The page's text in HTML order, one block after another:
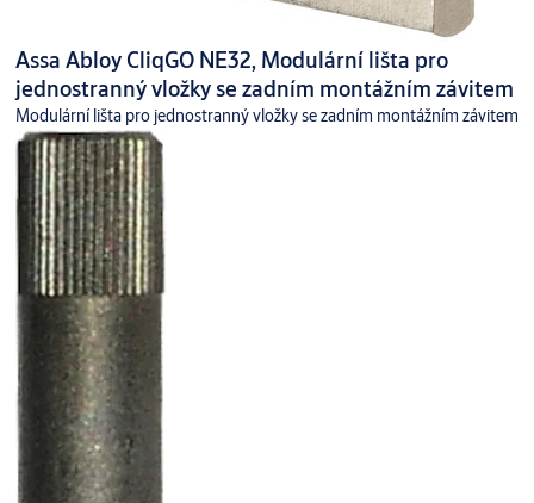
Assa Abloy CliqGO NE32, Modulární lišta pro
jednostranný vložky se zadním montážním závitem
Modulární lišta pro jednostranný vložky se zadním montážním závitem